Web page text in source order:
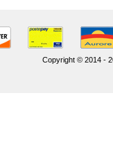
Copyright © 2014 -